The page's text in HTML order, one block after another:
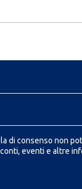
di consenso non
eventi e altre